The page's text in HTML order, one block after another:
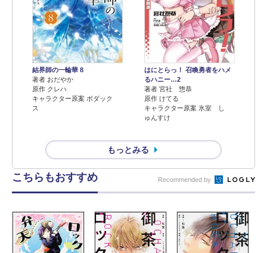
結界師の一輪華 8
著者 おだやか
原作 クレハ
キャラクター原案 ボダック
ス
はにとらっ！ 召喚勇者をハメ
るハニー…2
著者 宮社 惣恭
原作 けてる
キャラクター原案 氷室 し
ゅんすけ
もっとみる
こちらもおすすめ Recommended by